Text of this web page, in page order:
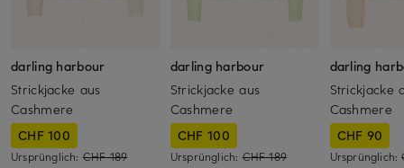
darling harbour
Strickjacke aus
Cashmere
CHF 100
Ursprünglich: CHF 189
darling harbour
Strickjacke aus
Cashmere
CHF 100
Ursprünglich:CHF 189
darling
Strickjacke
Cashmere
CHF 90
Ursprünglich: